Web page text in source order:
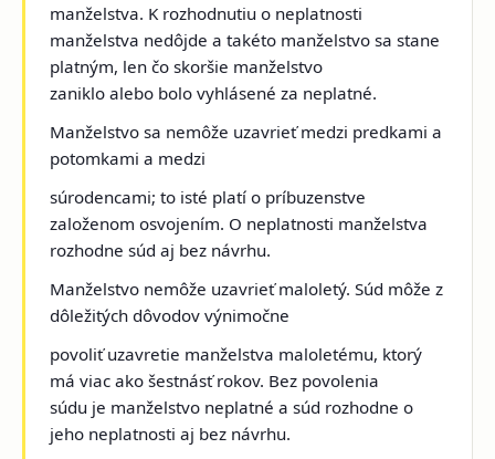
manželstva. K rozhodnutiu o neplatnosti
manželstva nedôjde a takéto manželstvo sa stane
platným, len čo skoršie manželstvo
zaniklo alebo bolo vyhlásené za neplatné.
Manželstvo sa nemôže uzavrieť medzi predkami a
potomkami a medzi
súrodencami; to isté platí o príbuzenstve
založenom osvojením. O neplatnosti manželstva
rozhodne súd aj bez návrhu.
Manželstvo nemôže uzavrieť maloletý. Súd môže z
dôležitých dôvodov výnimočne
povoliť uzavretie manželstva maloletému, ktorý
má viac ako šestnásť rokov. Bez povolenia
súdu je manželstvo neplatné a súd rozhodne o
jeho neplatnosti aj bez návrhu.